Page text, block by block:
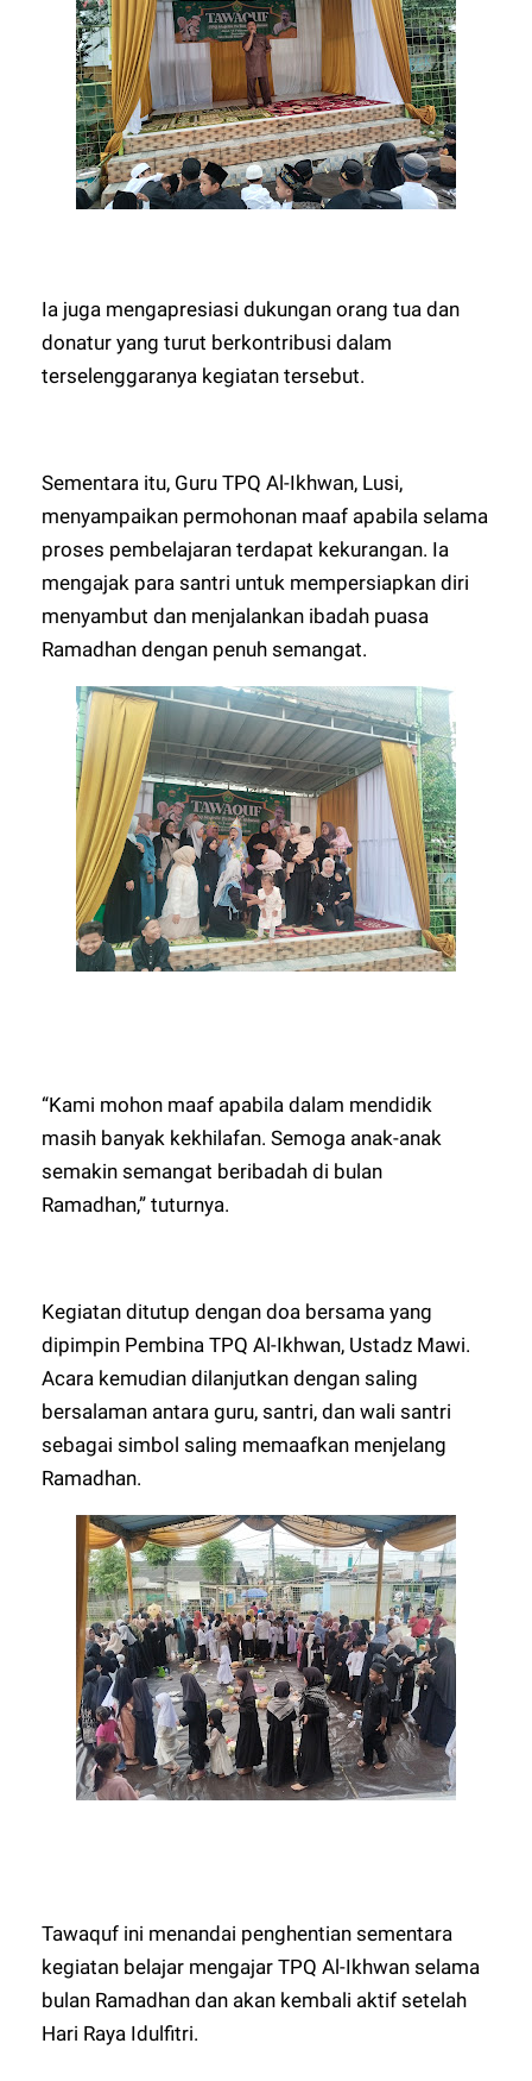
Ia juga mengapresiasi dukungan orang tua dan
donatur yang turut berkontribusi dalam
terselenggaranya kegiatan tersebut.
Sementara itu, Guru TPQ Al-Ikhwan, Lusi,
menyampaikan permohonan maaf apabila selama
proses pembelajaran terdapat kekurangan. Ia
mengajak para santri untuk mempersiapkan diri
menyambut dan menjalankan ibadah puasa
Ramadhan dengan penuh semangat.
“Kami mohon maaf apabila dalam mendidik
masih banyak kekhilafan. Semoga anak-anak
semakin semangat beribadah di bulan
Ramadhan,” tuturnya.
Kegiatan ditutup dengan doa bersama yang
dipimpin Pembina TPQ Al-Ikhwan, Ustadz Mawi.
Acara kemudian dilanjutkan dengan saling
bersalaman antara guru, santri, dan wali santri
sebagai simbol saling memaafkan menjelang
Ramadhan.
Tawaquf ini menandai penghentian sementara
kegiatan belajar mengajar TPQ Al-Ikhwan selama
bulan Ramadhan dan akan kembali aktif setelah
Hari Raya Idulfitri.